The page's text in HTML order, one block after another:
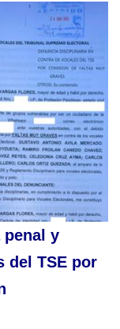
penal y
del TSE por